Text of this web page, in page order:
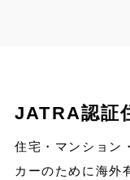
JATRA認証
住宅・マンション
カーのために海外